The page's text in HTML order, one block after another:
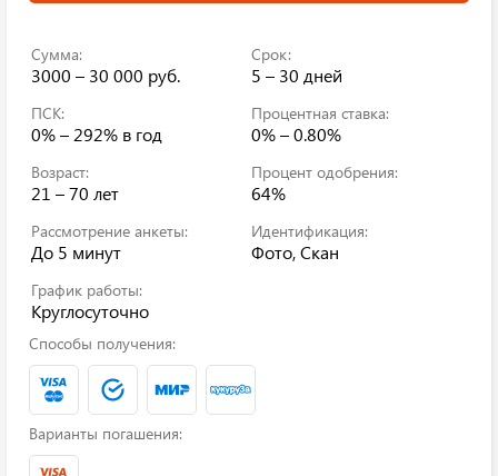
Сумма:
3000 – 30 000 руб.
Срок:
5 – 30 дней
ПСК:
0% – 292% в год
Процентная ставка:
0% – 0.80%
Возраст:
21 – 70 лет
Процент одобрения:
64%
Рассмотрение анкеты:
До 5 минут
Идентификация:
Фото, Скан
График работы:
Круглосуточно
Способы получения:
Варианты погашения: